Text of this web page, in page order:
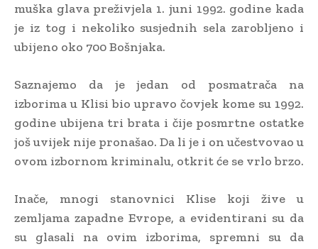
muška glava preživjela 1. juni 1992. godine kada
je iz tog i nekoliko susjednih sela zarobljeno i
ubijeno oko 700 Bošnjaka.
Saznajemo da je jedan od posmatrača na
izborima u Klisi bio upravo čovjek kome su 1992.
godine ubijena tri brata i čije posmrtne ostatke
još uvijek nije pronašao. Da li je i on učestvovao u
ovom izbornom kriminalu, otkrit će se vrlo brzo.
Inače, mnogi stanovnici Klise koji žive u
zemljama zapadne Evrope, a evidentirani su da
su glasali na ovim izborima, spremni su da